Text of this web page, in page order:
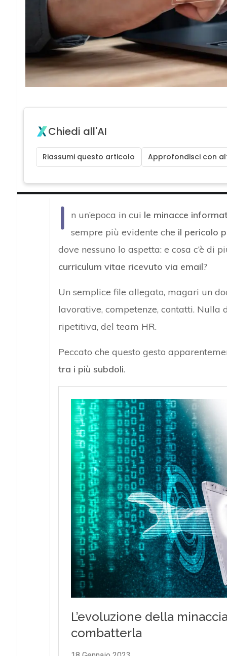
Chiedi all'AI
Riassumi questo articolo Approfondisci con
I n un’epoca in cui le minacce
sempre più evidente che il pericolo
dove nessuno lo aspetta: e cosa c’è
curriculum vitae ricevuto via email?
Un semplice file allegato, magari un
lavorative, competenze, contatti. Nulla
ripetitiva, del team HR.
Peccato che questo gesto
tra i più subdoli.